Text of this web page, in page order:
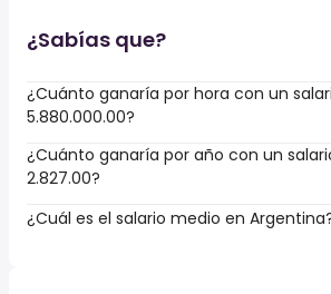
¿Sabías que?
¿Cuánto ganaría por hora con un
5.880.000.00?
¿Cuánto ganaría por año con un
2.827.00?
¿Cuál es el salario medio en